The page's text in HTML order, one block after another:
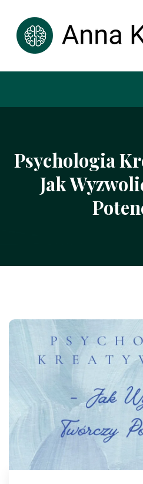
Psychologia
Jak